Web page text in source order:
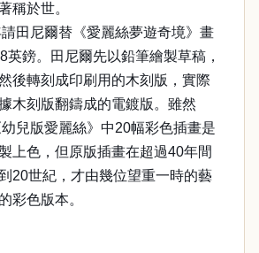
稱於世。
田尼爾替《愛麗絲夢遊奇境》畫
英鎊。田尼爾先以鉛筆繪製草稿，
後轉刻成印刷用的木刻版，實際
木刻版翻鑄成的電鍍版。雖然
兒版愛麗絲》中20幅彩色插畫是
上色，但原版插畫在超過40年間
20世紀，才由幾位望重一時的藝
彩色版本。